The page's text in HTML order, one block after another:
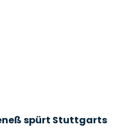
spürt Stuttgarts